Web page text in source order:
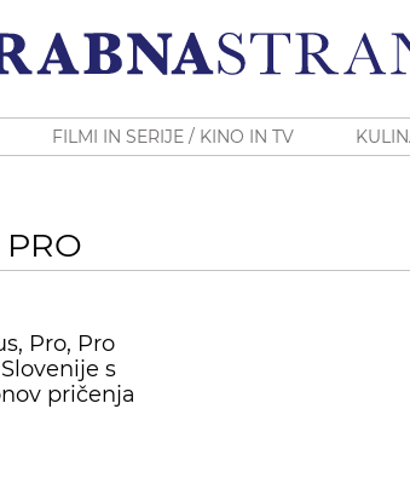
FILMI IN SERIJE / KINO IN TV
Pro, Pro
s
pričenja